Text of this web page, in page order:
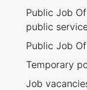
Public Job
public
Public Job
Temporary
Job